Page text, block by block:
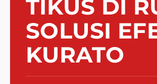
TIKUS DI
SOLUSI
KURATO